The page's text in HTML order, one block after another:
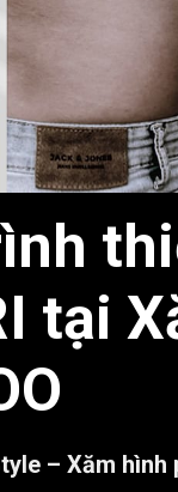
tại
– Xăm hình